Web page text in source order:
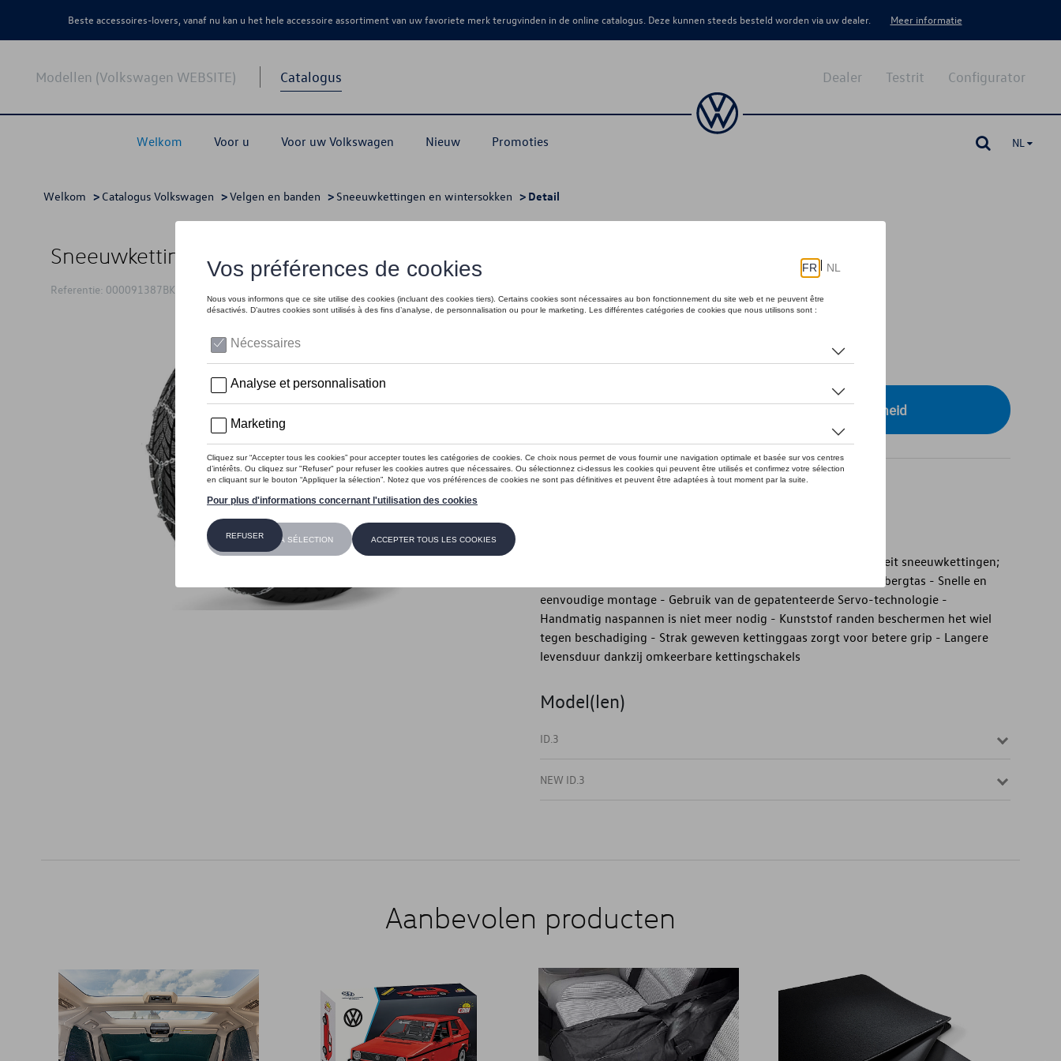
Beste accessoires-lovers, vanaf nu kan u het hele accessoire assortiment van uw favoriete merk terugvinden in de online catalogus. Deze kunnen steeds besteld worden via uw dealer. Meer informatie
Modellen (Volkswagen WEBSITE) Catalogus
Welkom Voor u Voor uw Volkswagen Nieuw Promoties
Configurator
Testrit
Dealer
NL
Welkom > Catalogus Volkswagen >Velgen en banden > Sneeuwkettingen en wintersokken > Detail
Sneeuwketting, Servo 9, 215/55 R 18
Referentie: 000091387BK
Dit product is momenteel niet op stock
Contacteer uw dealer voor beschikbaarheid
Introductie
- Volkswagen originele Servo 9 sneeuwkettingen - Hoge kwaliteit sneeuwkettingen;
leveringsomvang: 2 stuks, inclusief montagehandleiding en opbergtas - Snelle en
eenvoudige montage - Gebruik van de gepatenteerde Servo-technologie -
Handmatig naspannen is niet meer nodig - Kunststof randen beschermen het wiel
tegen beschadiging - Strak geweven kettinggaas zorgt voor betere grip - Langere
levensduur dankzij omkeerbare kettingschakels
Model(len)
ID.3
NEW ID.3
Aanbevolen producten